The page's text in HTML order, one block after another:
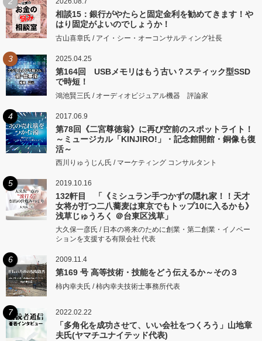
相談15：銀行がやたらと固定金利を勧めてきます！や
はり固定がよいのでしょうか！
古山喜章氏 / アイ・シー・オーコンサルティング社長
3 2025.04.25
第164回 USBメモリはもう古い？スティック型SSD
で時短！
鴻池賢三氏 / オーディオビジュアル機器 評論家
4 2017.06.9
第78回《二宮尊徳翁》に再び空前のスポットライト！
～ミュージカル「KINJIRO!」・記念館開館・銅像も復
活～
西川りゅうじん氏 / マーケティング コンサルタント
5 2019.10.16
132軒目 「《ミシュラン手つかずの隠れ家！！天才
女将が打つ二八蕎麦は東京でもトップ10に入るかも》
浅草じゅうろく ＠台東区浅草」
大久保一彦氏 / 日本の将来のために創業・第二創業・イノベー
ションを支援する有限会社 代表
6 2009.11.4
第169 号 高等技術・技能をどう伝えるか～その３
柿内幸夫氏 / 柿内幸夫技術士事務所代表
7 2022.02.22
「多角化を成功させて、いい会社をつくろう」山地章
夫氏(ヤマチユナイテッド代表)